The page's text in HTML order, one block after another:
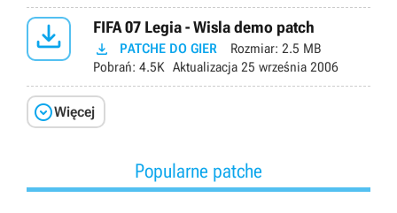
 FIFA 07 Legia - Wisla demo patch
 PATCHE DO GIER Rozmiar: 2.5 MB
Pobrań: 4.5K Aktualizacja 25 września 2006
Więcej
Popularne patche